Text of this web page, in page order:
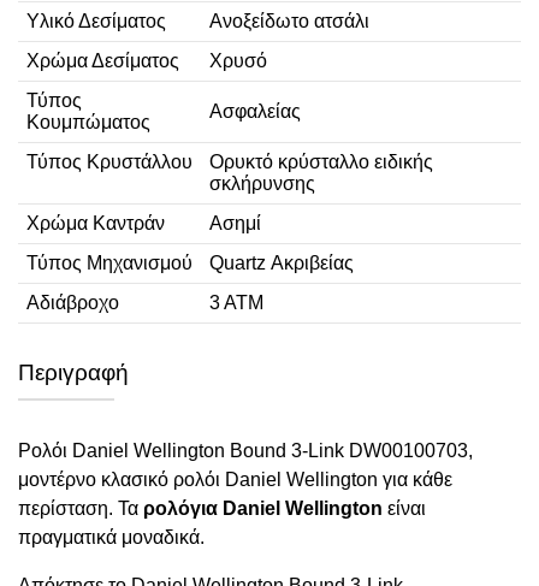
Υλικό Δεσίματος
Ανοξείδωτο ατσάλι
Χρώμα Δεσίματος
Χρυσό
Τύπος
Κουμπώματος
Ασφαλείας
Τύπος Κρυστάλλου
Ορυκτό κρύσταλλο ειδικής
σκλήρυνσης
Χρώμα Καντράν
Ασημί
Τύπος Μηχανισμού
Quartz Ακριβείας
Αδιάβροχο
3 ΑΤΜ
Περιγραφή
Ρολόι Daniel Wellington Bound 3-Link DW00100703,
μοντέρνο κλασικό ρολόι Daniel Wellington για κάθε
περίσταση. Τα ρολόγια Daniel Wellington είναι
πραγματικά μοναδικά.